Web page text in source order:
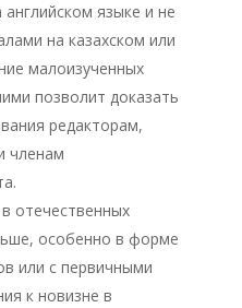
языке и не
на казахском или
малоизученных
позволит доказать
редакторам,
членам
отечественных
особенно в форме
или с первичными
к новизне в